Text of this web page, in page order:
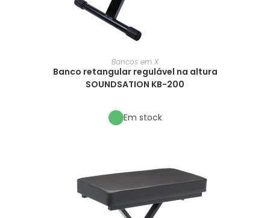
Bancos em X
Banco retangular regulável na altura
SOUNDSATION KB-200
Em stock